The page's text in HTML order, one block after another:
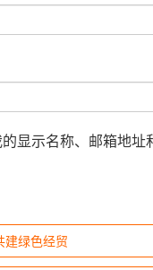
显示名称、邮箱地址
建绿色经贸